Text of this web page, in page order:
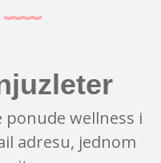
wellness i
adresu, jednom